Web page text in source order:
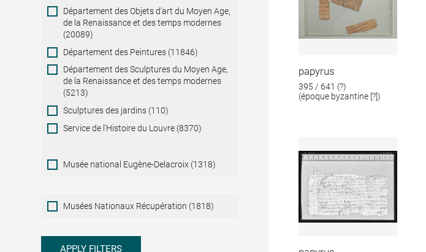
Département des Objets d'art du Moyen Age,
de la Renaissance et des temps modernes
(20089)
Département des Peintures (11846)
Département des Sculptures du Moyen Age,
de la Renaissance et des temps modernes
(5213)
Sculptures des jardins (110)
Service de l'Histoire du Louvre (8370)
Musée national Eugène-Delacroix (1318)
Musées
Nationaux
Musées Nationaux Récupération (1818)
APPLY FILTERS
papyrus
395 / 641 (?)
(époque byzantine [?])